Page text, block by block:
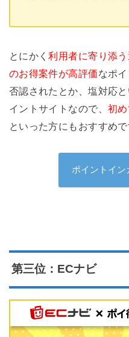
とにかく利用者に寄り添
のお得案件が高評価なポ
否認されたとか、塩対応
イントサイトなので、 初
といった方にもおすすめで
ポイントイン
第三位：ECナビ